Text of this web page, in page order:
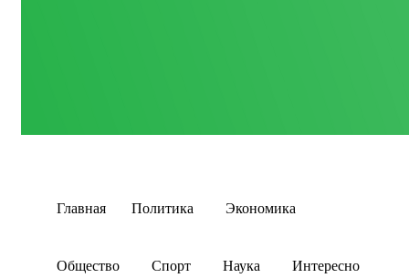
Главная Политика Экономика
Общество Спорт Наука Интересно